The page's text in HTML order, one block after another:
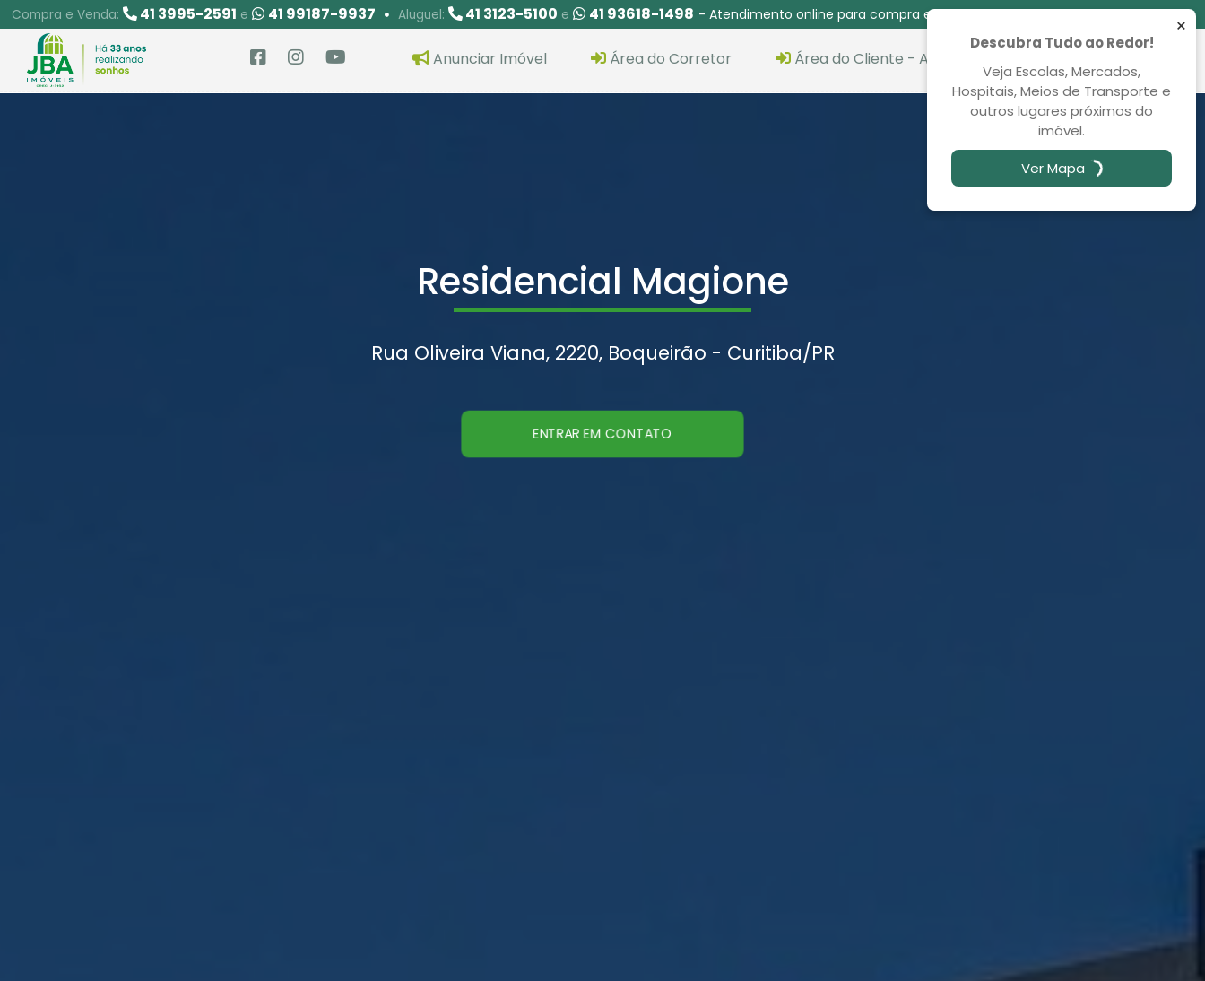
Compra e Venda: 41 3995-2591 e 41 99187-9937 Aluguel: 41 3123-5100 e 41 93618-1498 - Atendimento online para compra e venda das 08:30 às 00:00
Anunciar Imóvel Área do Corretor Área do Cliente - Aluguel
Residencial Magione
Rua Oliveira Viana, 2220, Boqueirão - Curitiba/PR
ENTRAR EM CONTATO
×
Descubra Tudo ao Redor!
Veja Escolas, Mercados,
Hospitais, Meios de Transporte e
outros lugares próximos do
imóvel.
Ver Mapa